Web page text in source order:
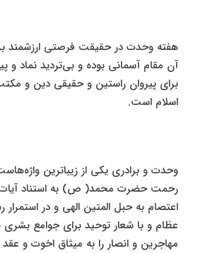
هفته وحدت در حقیقت فرصتی ارزشمند
آن مقام آسمانی بوده و بی‌تردید نماد و
برای پیروان راستین و حقیقی دین و
اسلام است.
وحدت و برادری یکی از زیباترین
رحمت حضرت محمد( ص) به استناد آیات
اعتصام به حبل المتین الهی و در استمرار
عظام و با شعار توحید برای جوامع بشری
مهاجرین و انصار را به میثاق اخوت و عقد